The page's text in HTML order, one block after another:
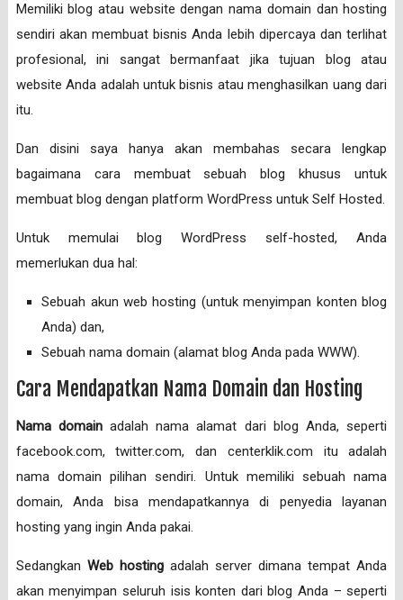
Memiliki blog atau website dengan nama domain dan hosting
sendiri akan membuat bisnis Anda lebih dipercaya dan terlihat
profesional, ini sangat bermanfaat jika tujuan blog atau
website Anda adalah untuk bisnis atau menghasilkan uang dari
itu.
Dan disini saya hanya akan membahas secara lengkap
bagaimana cara membuat sebuah blog khusus untuk
membuat blog dengan platform WordPress untuk Self Hosted.
Untuk memulai blog WordPress self-hosted, Anda
memerlukan dua hal:
Sebuah akun web hosting (untuk menyimpan konten blog
Anda) dan,
Sebuah nama domain (alamat blog Anda pada WWW).
Cara Mendapatkan Nama Domain dan Hosting
Nama domainadalah nama alamat dari blog Anda, seperti
facebook.com, twitter.com, dan centerklik.com itu adalah
nama domain pilihan sendiri. Untuk memiliki sebuah nama
domain, Anda bisa mendapatkannya di penyedia layanan
hosting yang ingin Anda pakai.
Sedangkan Web hostingadalah server dimana tempat Anda
akan menyimpan seluruh isis konten dari blog Anda – seperti